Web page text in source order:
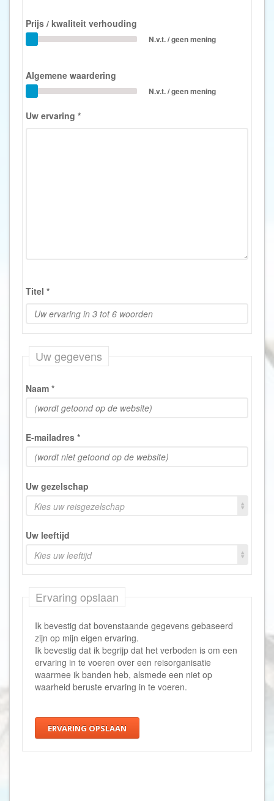
Prijs / kwaliteit verhouding
N.v.t. / geen mening
Algemene waardering
N.v.t. / geen mening
Uw ervaring *
Titel *
Uw gegevens
Naam *
E-mailadres *
Uw gezelschap
Kies uw reisgezelschap
Uw leeftijd
Kies uw leeftijd
Ervaring opslaan
Ik bevestig dat bovenstaande gegevens gebaseerd
zijn op mijn eigen ervaring.
Ik bevestig dat ik begrijp dat het verboden is om een
ervaring in te voeren over een reisorganisatie
waarmee ik banden heb, alsmede een niet op
waarheid beruste ervaring in te voeren.
ERVARING OPSLAAN